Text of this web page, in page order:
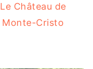
Le Château de
Monte-Cristo